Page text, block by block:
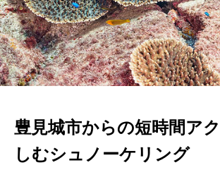
豊見城市からの短時間ア
しむシュノーケリング